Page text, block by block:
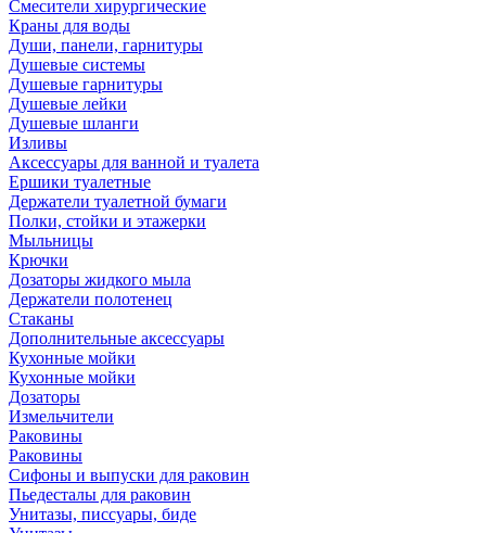
Смесители хирургические
Краны для воды
Души, панели, гарнитуры
Душевые системы
Душевые гарнитуры
Душевые лейки
Душевые шланги
Изливы
Аксессуары для ванной и туалета
Ершики туалетные
Держатели туалетной бумаги
Полки, стойки и этажерки
Мыльницы
Крючки
Дозаторы жидкого мыла
Держатели полотенец
Стаканы
Дополнительные аксессуары
Кухонные мойки
Кухонные мойки
Дозаторы
Измельчители
Раковины
Раковины
Сифоны и выпуски для раковин
Пьедесталы для раковин
Унитазы, писсуары, биде